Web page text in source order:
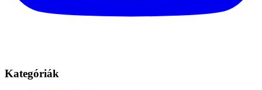
Kategóriák